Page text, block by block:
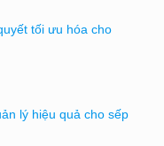
tối ưu hóa cho
lý hiệu quả cho sếp